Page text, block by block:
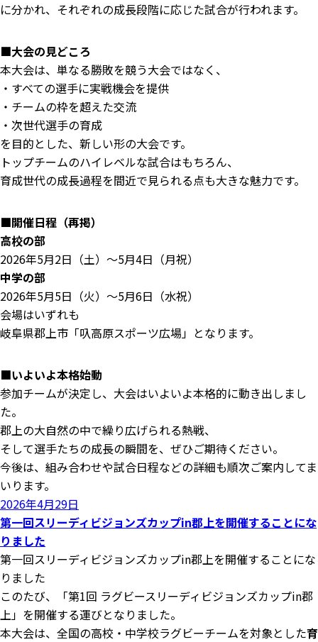
に分かれ、それぞれの成長段階に応じた試合が行われます。
■大会の見どころ
本大会は、単なる勝敗を競う大会ではなく、
・すべての選手に実戦機会を提供
・チームの枠を超えた交流
・次世代選手の育成
を目的とした、新しい形の大会です。
トップチームのハイレベルな試合はもちろん、
育成世代の成長過程を間近で見られる点も大きな魅力です。
■開催日程（再掲）
高校の部
2026年5月2日（土）～5月4日（月祝）
中学の部
2026年5月5日（火）～5月6日（水祝）
会場はいずれも
岐阜県郡上市「叺高原スポーツ広場」となります。
■いよいよ本格始動
参加チームが決定し、大会はいよいよ本格的に動き出しまし
た。
郡上の大自然の中で繰り広げられる熱戦、
そして選手たちの成長の瞬間を、ぜひご期待ください。
今後は、組み合わせや試合日程などの詳細も順次ご案内してま
いります。
投
稿
日:
2026年4月29日
第一回スリーディビジョンズカップin郡上を開催することにな
りました
第一回スリーディビジョンズカップin郡上を開催することにな
りました
このたび、「第1回 ラグビースリーディビジョンズカップin郡
上」を開催する運びとなりました。
本大会は、全国の高校・中学校ラグビーチームを対象とした育